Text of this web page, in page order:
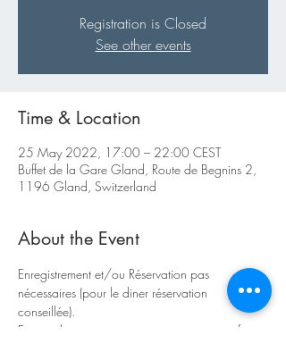
Registration is Closed
See other events
Time & Location
25 May 2022, 17:00 – 22:00 CEST
Buffet de la Gare Gland, Route de Begnins 2,
1196 Gland, Switzerland
About the Event
Enregistrement et/ou Réservation pas
nécessaires (pour le diner réservation
conseillée).
En cas de mauvais temps vous pouvez profiter